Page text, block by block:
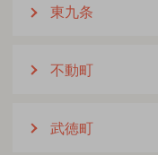
東九条
不動町
武徳町